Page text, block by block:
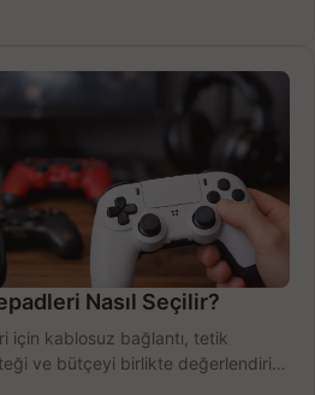
Nasıl Seçilir?
için kablosuz bağlantı, tetik
ve bütçeyi birlikte değerlendirin;